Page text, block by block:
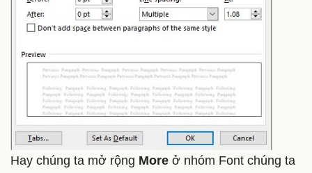
Hay chúng ta mở rộng More ở nhóm Font chúng ta